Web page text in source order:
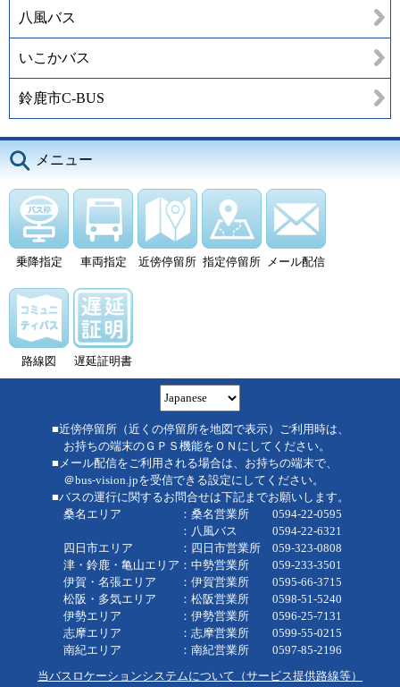
八風バス
いこかバス
鈴鹿市C-BUS
メニュー
乗降指定 車両指定 近傍停留所 指定停留所 メール配信
路線図 遅延証明書
■近傍停留所（近くの停留所を地図で表示）ご利用時は、
お持ちの端末のＧＰＳ機能をＯＮにしてください。
■メール配信をご利用される場合は、お持ちの端末で、
＠bus-vision.jpを受信できる設定にしてください。
■バスの運行に関するお問合せは下記までお願いします。
桑名エリア ：桑名営業所 0594-22-0595
：八風バス 0594-22-6321
四日市エリア ：四日市営業所 059-323-0808
津・鈴鹿・亀山エリア：中勢営業所 059-233-3501
伊賀・名張エリア ：伊賀営業所 0595-66-3715
松阪・多気エリア ：松阪営業所 0598-51-5240
伊勢エリア ：伊勢営業所 0596-25-7131
志摩エリア ：志摩営業所 0599-55-0215
南紀エリア ：南紀営業所 0597-85-2196
当バスロケーションシステムについて（サービス提供路線等）